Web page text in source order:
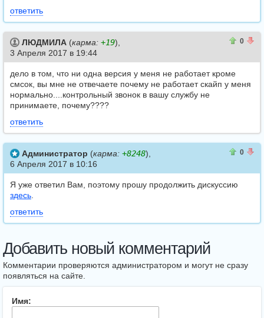
ответить
0
ЛЮДМИЛА (карма: +19),
3 Апреля 2017 в 19:44
дело в том, что ни одна версия у меня не работает кроме
смсок, вы мне не отвечаете почему не работает скайп у меня
нормально....контрольный звонок в вашу службу не
принимаете, почему????
ответить
0
Администратор (карма: +8248),
6 Апреля 2017 в 10:16
Я уже ответил Вам, поэтому прошу продолжить дискуссию
здесь.
ответить
Добавить новый комментарий
Комментарии проверяются администратором и могут не сразу
появляться на сайте.
Имя: